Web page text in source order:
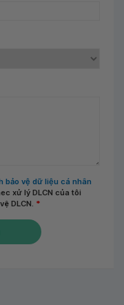
bảo vệ dữ liệu cá nhân
xử lý DLCN của tôi
DLCN. *